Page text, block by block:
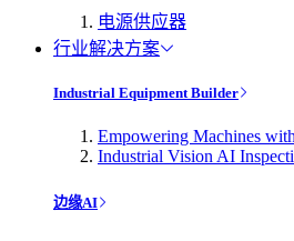
电源供应器
行业解决方案
Industrial Equipment Builder
Empowering Machines
Industrial Vision AI
边缘AI